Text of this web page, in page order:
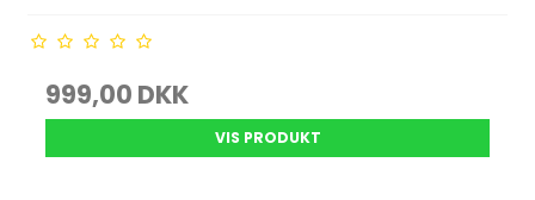
999,00 DKK
VIS PRODUKT